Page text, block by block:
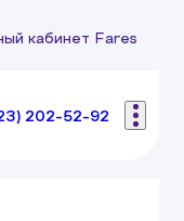
кабинет Fares
202-52-92